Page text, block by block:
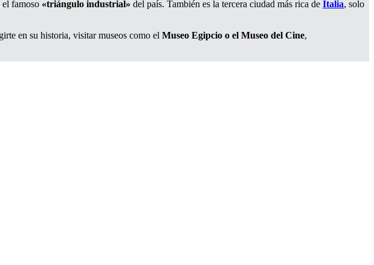
el famoso «triángulo industrial» del país. También es la tercera ciudad más rica de Italia, solo
en su historia, visitar museos como el Museo Egipcio o el Museo del Cine,